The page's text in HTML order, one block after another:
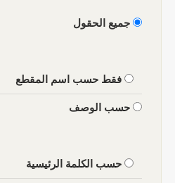
جميع الحقول
فقط حسب اسم المقطع
حسب الوصف
حسب الكلمة الرئيسية